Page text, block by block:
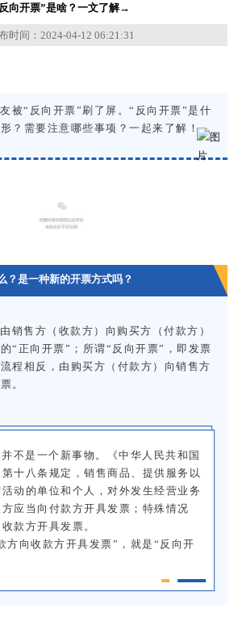
向开票”是啥？一文了解→
时间：2024-04-12 06:21:31
被“反向开票”刷 了 屏。“反向开票”是什
？需要注意哪些事项？一起来了解！
？是一种新的开票方式吗？
销售方（收款方）向购买方（付款方）
“正向开票”；所谓“反向开票”，即发票
程相反，由购买方（付款方）向销售方
。
不是一个新事物。《中华人民共和国
十八条规定，销售商品、提供服务以
动的单位和个人，对外发生经营业务
应当向付款方开具发票；特殊情况
款方开具发票。
方向收款方开具发票”，就是“反向开